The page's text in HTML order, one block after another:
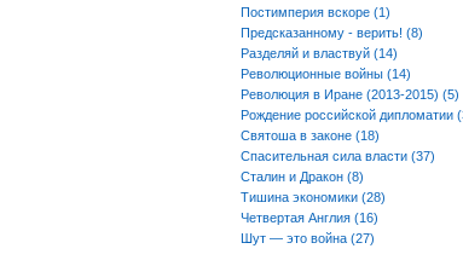
Постимперия вскоре (1)
Предсказанному - верить! (8)
Разделяй и властвуй (14)
Революционные войны (14)
Революция в Иране (2013-2015) (5)
Рождение российской дипломатии
Святоша в законе (18)
Спасительная сила власти (37)
Сталин и Дракон (8)
Тишина экономики (28)
Четвертая Англия (16)
Шут — это война (27)